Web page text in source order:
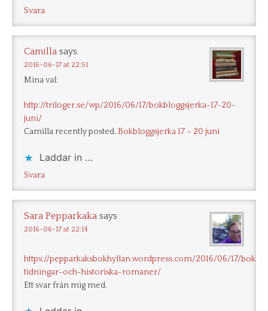
Svara
Camilla says
2016-06-17 at 22:51
Mina val:
http://triloger.se/wp/2016/06/17/bokbloggsjerka-17-20-
juni/
Camilla recently posted..Bokbloggsjerka 17 – 20 juni
Laddar in …
Svara
Sara Pepparkaka says
2016-06-17 at 22:14
https://pepparkaksbokhyllan.wordpress.com/2016/06/17/
tidningar-och-historiska-romaner/
Ett svar från mig med.